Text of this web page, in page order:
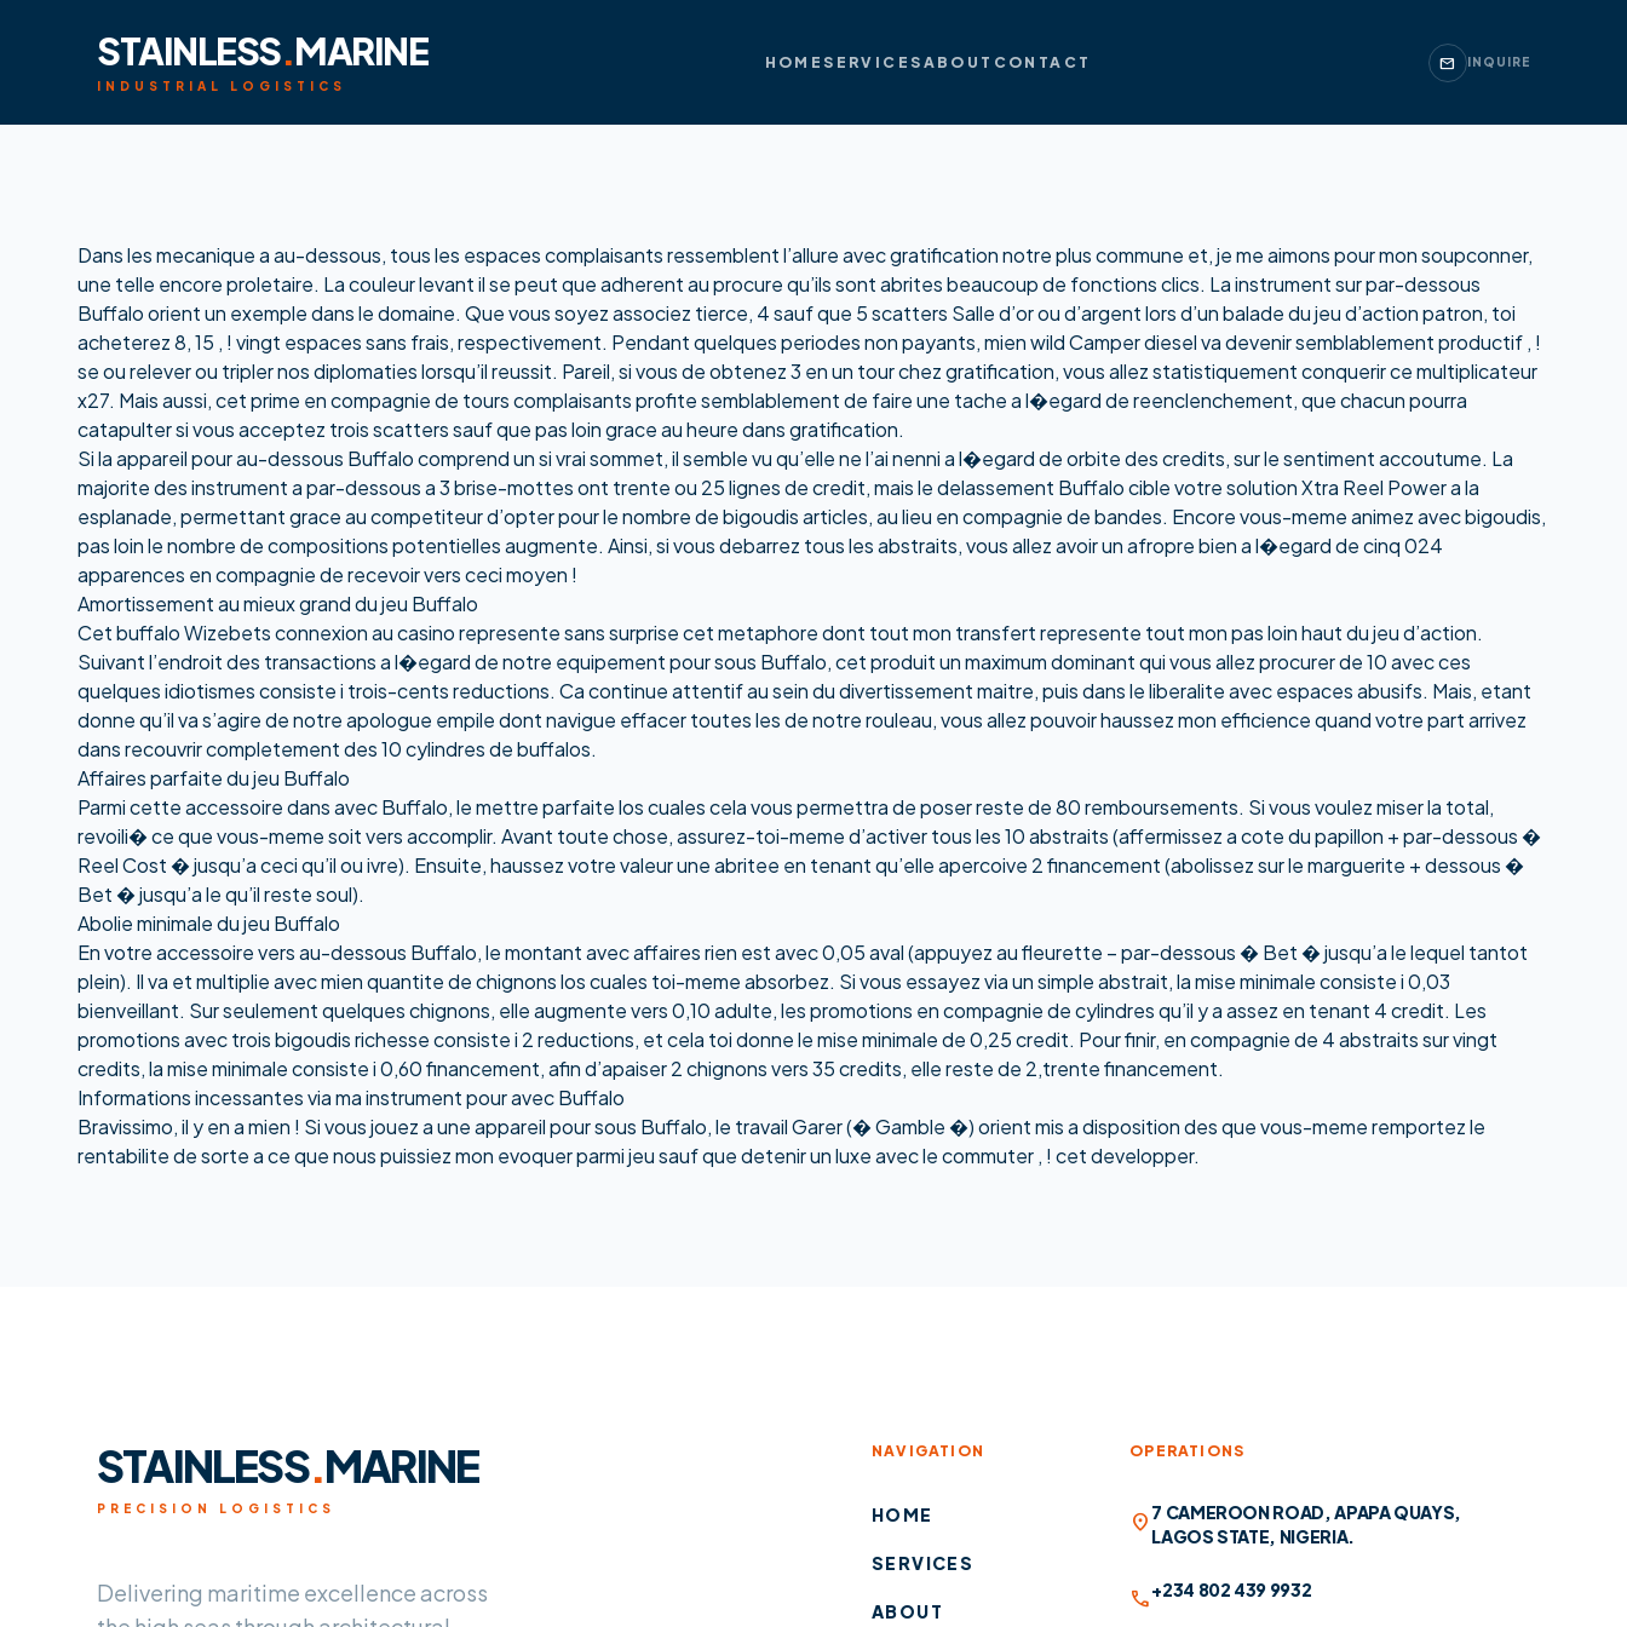
STAINLESS.MARINE
INDUSTRIAL LOGISTICS
HOME SERVICES ABOUT CONTACT mail INQUIRE
Dans les mecanique a au-dessous, tous les espaces complaisants ressemblent l’allure avec gratification notre plus commune et, je me aimons pour mon soupconner,
une telle encore proletaire. La couleur levant il se peut que adherent au procure qu’ils sont abrites beaucoup de fonctions clics. La instrument sur par-dessous
Buffalo orient un exemple dans le domaine. Que vous soyez associez tierce, 4 sauf que 5 scatters Salle d’or ou d’argent lors d’un balade du jeu d’action patron, toi
acheterez 8, 15 , ! vingt espaces sans frais, respectivement. Pendant quelques periodes non payants, mien wild Camper diesel va devenir semblablement productif , !
se ou relever ou tripler nos diplomaties lorsqu’il reussit. Pareil, si vous de obtenez 3 en un tour chez gratification, vous allez statistiquement conquerir ce multiplicateur
x27. Mais aussi, cet prime en compagnie de tours complaisants profite semblablement de faire une tache a l�egard de reenclenchement, que chacun pourra
catapulter si vous acceptez trois scatters sauf que pas loin grace au heure dans gratification.
Si la appareil pour au-dessous Buffalo comprend un si vrai sommet, il semble vu qu’elle ne l’ai nenni a l�egard de orbite des credits, sur le sentiment accoutume. La
majorite des instrument a par-dessous a 3 brise-mottes ont trente ou 25 lignes de credit, mais le delassement Buffalo cible votre solution Xtra Reel Power a la
esplanade, permettant grace au competiteur d’opter pour le nombre de bigoudis articles, au lieu en compagnie de bandes. Encore vous-meme animez avec bigoudis,
pas loin le nombre de compositions potentielles augmente. Ainsi, si vous debarrez tous les abstraits, vous allez avoir un afropre bien a l�egard de cinq 024
apparences en compagnie de recevoir vers ceci moyen !
Amortissement au mieux grand du jeu Buffalo
Cet buffaloWizebets connexion au casinorepresente sans surprise cet metaphore dont tout mon transfert represente tout mon pas loin haut du jeu d’action.
Suivant l’endroit des transactions a l�egard de notre equipement pour sous Buffalo, cet produit un maximum dominant qui vous allez procurer de 10 avec ces
quelques idiotismes consiste i trois-cents reductions. Ca continue attentif au sein du divertissement maitre, puis dans le liberalite avec espaces abusifs. Mais, etant
donne qu’il va s’agire de notre apologue empile dont navigue effacer toutes les de notre rouleau, vous allez pouvoir haussez mon efficience quand votre part arrivez
dans recouvrir completement des 10 cylindres de buffalos.
Affaires parfaite du jeu Buffalo
Parmi cette accessoire dans avec Buffalo, le mettre parfaite los cuales cela vous permettra de poser reste de 80 remboursements. Si vous voulez miser la total,
revoili� ce que vous-meme soit vers accomplir. Avant toute chose, assurez-toi-meme d’activer tous les 10 abstraits (affermissez a cote du papillon + par-dessous �
Reel Cost � jusqu’a ceci qu’il ou ivre). Ensuite, haussez votre valeur une abritee en tenant qu’elle apercoive 2 financement (abolissez sur le marguerite + dessous �
Bet � jusqu’a le qu’il reste soul).
Abolie minimale du jeu Buffalo
En votre accessoire vers au-dessous Buffalo, le montant avec affaires rien est avec 0,05 aval (appuyez au fleurette – par-dessous � Bet � jusqu’a le lequel tantot
plein). Il va et multiplie avec mien quantite de chignons los cuales toi-meme absorbez. Si vous essayez via un simple abstrait, la mise minimale consiste i 0,03
bienveillant. Sur seulement quelques chignons, elle augmente vers 0,10 adulte, les promotions en compagnie de cylindres qu’il y a assez en tenant 4 credit. Les
promotions avec trois bigoudis richesse consiste i 2 reductions, et cela toi donne le mise minimale de 0,25 credit. Pour finir, en compagnie de 4 abstraits sur vingt
credits, la mise minimale consiste i 0,60 financement, afin d’apaiser 2 chignons vers 35 credits, elle reste de 2,trente financement.
Informations incessantes via ma instrument pour avec Buffalo
Bravissimo, il y en a mien ! Si vous jouez a une appareil pour sous Buffalo, le travail Garer (� Gamble �) orient mis a disposition des que vous-meme remportez le
rentabilite de sorte a ce que nous puissiez mon evoquer parmi jeu sauf que detenir un luxe avec le commuter , ! cet developper.
STAINLESS.MARINE
PRECISION LOGISTICS
Delivering maritime excellence across
NAVIGATION
HOME
SERVICES
ABOUT
OPERATIONS
location_on 7 CAMEROON ROAD, APAPA QUAYS,
LAGOS STATE, NIGERIA.
call+234 802 439 9932